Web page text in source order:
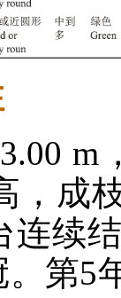
m
，成
连续
第5